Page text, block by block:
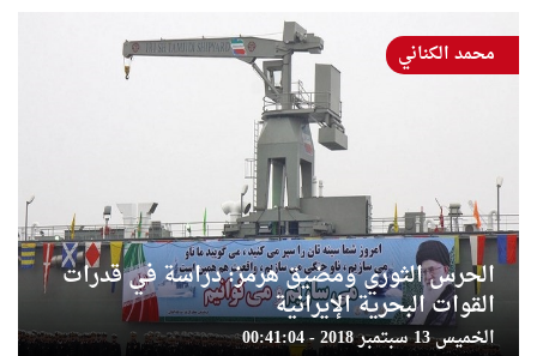
الحرس الثوري ومضيق هرمز: دراسة في قدرات
القوات البحرية الإيرانية
الخميس 13 سبتمبر 2018 - 00:41:04
محمد الكناني